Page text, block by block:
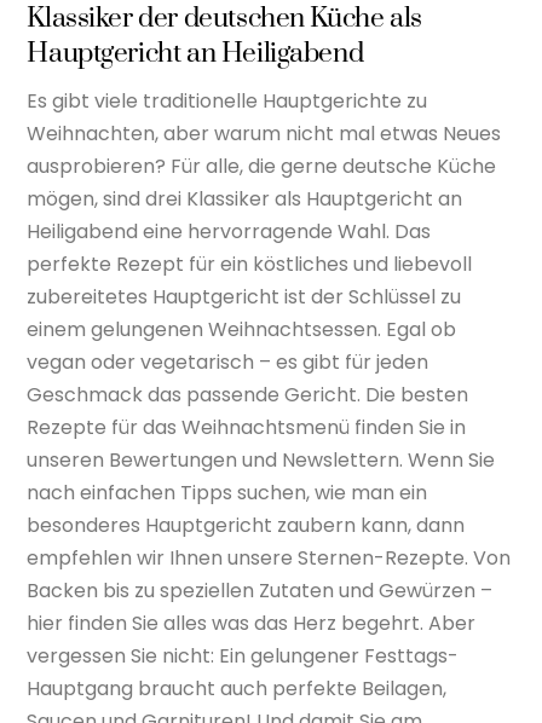
Klassiker der deutschen Küche als
Hauptgericht an Heiligabend
Es gibt viele traditionelle Hauptgerichte zu
Weihnachten, aber warum nicht mal etwas Neues
ausprobieren? Für alle, die gerne deutsche Küche
mögen, sind drei Klassiker als Hauptgericht an
Heiligabend eine hervorragende Wahl. Das
perfekte Rezept für ein köstliches und liebevoll
zubereitetes Hauptgericht ist der Schlüssel zu
einem gelungenen Weihnachtsessen. Egal ob
vegan oder vegetarisch – es gibt für jeden
Geschmack das passende Gericht. Die besten
Rezepte für das Weihnachtsmenü finden Sie in
unseren Bewertungen und Newslettern. Wenn Sie
nach einfachen Tipps suchen, wie man ein
besonderes Hauptgericht zaubern kann, dann
empfehlen wir Ihnen unsere Sternen-Rezepte. Von
Backen bis zu speziellen Zutaten und Gewürzen –
hier finden Sie alles was das Herz begehrt. Aber
vergessen Sie nicht: Ein gelungener Festtags-
Hauptgang braucht auch perfekte Beilagen,